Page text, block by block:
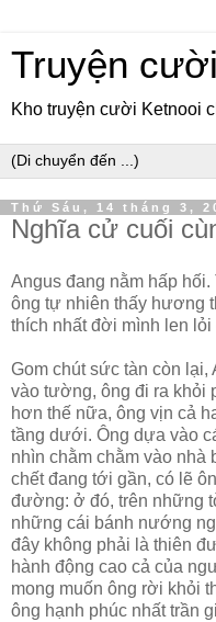
Truyện
Kho truyện cười Ketnooi
Thứ Sáu, 14 tháng 3,
Nghĩa cử cuối
Angus đang nằm hấp
ông tự nhiên thấy hương
thích nhất đời mình len
Gom chút sức tàn còn
vào tường, ông đi ra khỏi
hơn thế nữa, ông vịn cả
tầng dưới. Ông dựa vào
nhìn chằm chằm vào nhà
chết đang tới gần, có lẽ
đường: ở đó, trên những
những cái bánh nướng
đây không phải là thiên
hành động cao cả của
mong muốn ông rời khỏi
ông hạnh phúc nhất trần